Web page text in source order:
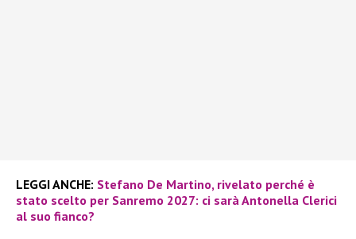
LEGGI ANCHE: Stefano De Martino, rivelato perché è
stato scelto per Sanremo 2027: ci sarà Antonella Clerici
al suo fianco?